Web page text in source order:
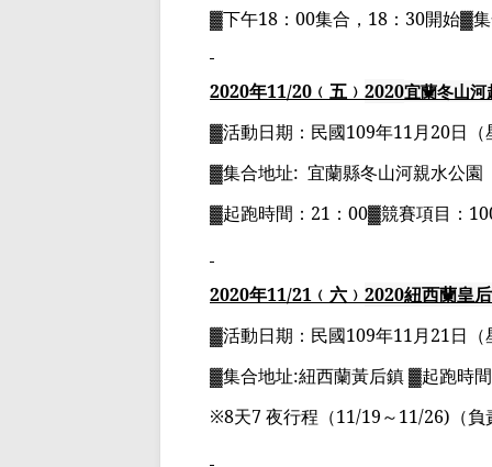
▓下午18 ： 00集合， 18 ： 30開始▓
2020年11/20 ﹙五﹚ 2020宜蘭冬山河
▓活動日期： 民國109年11月20日
▓集合地址: 宜蘭縣冬山河親水公園
▓起跑時間： 21 ： 00▓競賽項目：
2020年11/21 ﹙六﹚ 2020紐西蘭皇
▓活動日期： 民國109年11月21日
▓集合地址:紐西蘭黃后鎮▓起跑時
※8天7夜行程（11/19～11/26) （